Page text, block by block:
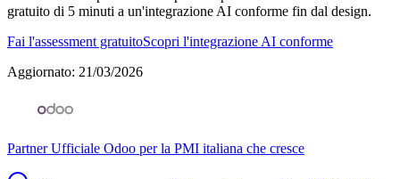
gratuito di 5 minuti a un'integrazione AI conforme fin dal design.
Fai l'assessment gratuitoScopri l'integrazione AI conforme
Aggiornato: 21/03/2026
Partner Ufficiale Odoo per la PMI italiana che cresce